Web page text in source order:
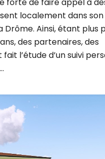
localement dans
Ainsi, étant plus
des partenaires, des
l’étude d’un suivi